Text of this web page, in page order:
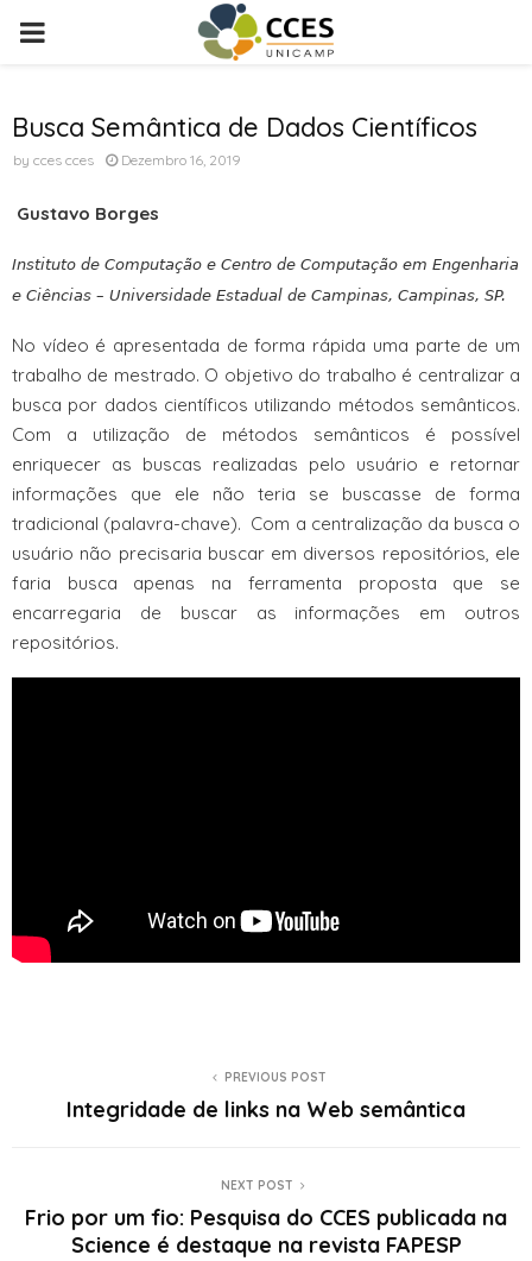
PRIMARY
Busca Semântica de Dados Científicos
by cces cces Dezembro 16, 2019
Gustavo Borges
Instituto de Computação e Centro de Computação em Engenharia
e Ciências – Universidade Estadual de Campinas, Campinas, SP.
No vídeo é apresentada de forma rápida uma parte de um
trabalho de mestrado. O objetivo do trabalho é centralizar a
busca por dados científicos utilizando métodos semânticos.
Com a utilização de métodos semânticos é possível
enriquecer as buscas realizadas pelo usuário e retornar
informações que ele não teria se buscasse de forma
tradicional (palavra-chave). Com a centralização da busca o
usuário não precisaria buscar em diversos repositórios, ele
faria busca apenas na ferramenta proposta que se
encarregaria de buscar as informações em outros
repositórios.
PREVIOUS POST
Integridade de links na Web semântica
NEXT POST
Frio por um fio: Pesquisa do CCES publicada na
Science é destaque na revista FAPESP